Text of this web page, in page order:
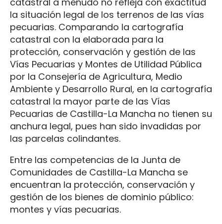
la situación legal de los terrenos de las vías
pecuarias. Comparando la cartografía
catastral con la elaborada para la
protección, conservación y gestión de las
Vías Pecuarias y Montes de Utilidad Pública
por la Consejería de Agricultura, Medio
Ambiente y Desarrollo Rural, en la cartografía
catastral la mayor parte de las Vías
Pecuarias de Castilla-La Mancha no tienen su
anchura legal, pues han sido invadidas por
las parcelas colindantes.
Entre las competencias de la Junta de
Comunidades de Castilla-La Mancha se
encuentran la protección, conservación y
gestión de los bienes de dominio público:
montes y vías pecuarias.